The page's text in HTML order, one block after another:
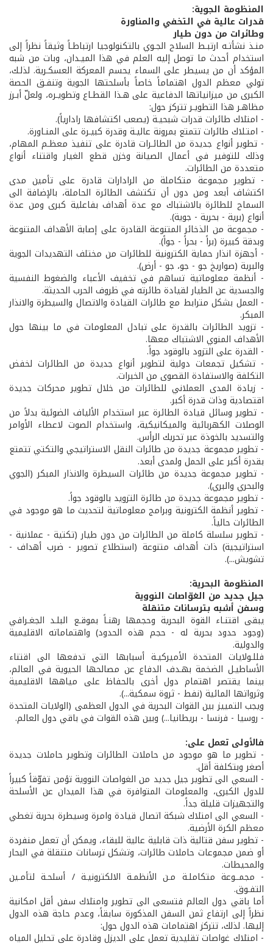
المنظومة الجوية:
قدرات عالية في التخفي والمناورة
وطائرات من دون طيار
منـذ نشأتـه ارتبـط السلاح الجـوي بالتكنولوجيا ارتباطـاً وثيقاً نظراً إلى
استخدام أحدث ما توصل إليه العلم في هذا الميـدان، وبات من شبه
المؤكد أن من يسيطر على السماء يحسم المعركة العسكـرية. لذلـك،
تولي معظم الدول اهتماماً خاصاً بأسلحتها الجوية وتنفـق الحصة
الكبرى من ميزانياتها الدفاعية على هـذا القطـاع وتطويـره، ولعلّ أبـرز
مظاهـر هذا التطويـر تتركز حول:
- امتلاك طائرات قدرات شبحيـة (يصعب اكتشافها رادارياً).
- امتـلاك طائرات تتمتع بمرونة عاليـة وقدرة كبيـرة على المنـاورة.
- تطوير أنواع جديدة من الطائـرات قادرة على تنفيذ معظـم المهام،
وذلك للتوفير في أعمال الصيانة وخزن قطع الغيار واقتناء أنواع
متعددة من الطائرات.
- تطوير مجموعة متكاملة من الرادارات قادرة على تأمين مدى
اكتشاف أبعد ومن دون أن تكتشف الطائرة الحاملة، بالإضافة الى
السماح للطائرة بالاشتباك مع عدة أهداف بفاعلية كبرى ومن عدة
أنواع (برية - بحرية - جوية).
- مجموعة من الذخائر المتنوعة القادرة على إصابة الأهداف المتنوعة
وبدقة كبيرة (براً - بحراً - جواً).
- أجهزة انذار حماية الكترونية للطائرات من مختلف التهديدات الجوية
والبرية (صواريخ جو - جو، جو - أرض).
- أنظمة معلوماتية تساهم في تخفيف الأعباء والضغوط النفسية
والجسدية عن الطيار لقيادة طائرته في ظروف الحرب الحديثة.
- العمل بشكل مترابط مع طائرات القيادة والاتصال والسيطرة والانذار
المبكر.
- تزويد الطائرات بالقدرة على تبادل المعلومات في ما بينها حول
الأهداف المنوي الاشتباك معها.
- القدرة على التزود بالوقود جواً.
- تشكيل تجمعات دولية لتطوير أنواع جديدة من الطائرات لخفض
التكلفة والاستفادة القصوى من الخبرات.
- زيادة المدى العملاني للطائرات من خلال تطوير محركات جديدة
اقتصادية وذات قدرة أكبر.
- تطوير وسائل قيادة الطائرة عبر استخدام الألياف الضوئية بدلاً من
الوصلات الكهربائية والميكانيكية، واستخدام الصوت لاعطاء الأوامر
والتسديد بالخوذة عبر تحريك الرأس.
- تطوير مجموعة جديدة من طائرات النقل الاستراتيجي والتكتي تتمتع
بقدرة أكبر على الحمل ولمدى أبعد.
- تطوير مجموعة جديدة من طائرات السيطرة والانذار المبكر (الجوي
والبحري والبري).
- تطوير مجموعة جديدة من طائرة التزويد بالوقود جواً.
- تطوير أنظمة الكترونية وبرامج معلوماتية لتحديث ما هو موجود في
الطائرات حالياً.
- تطوير سلسلة كاملة من الطائرات من دون طيار (تكتية - عملانية -
استراتيجية) ذات أهداف متنوعة (استطلاع تصوير - ضرب أهداف -
تشويش...).
المنظومة البحرية:
جيل جديد من الغوّاصات النووية
وسفن أشبه بترسانات متنقلة
يبقى اقتنـاء القوة البحرية وحجمها رهنـاً بموقـع البلـد الجغـرافي
(وجود حدود بحرية له - حجم هذه الحدود) واهتماماته الاقليمية
والدولية.
فللـولايات المتحدة الأميركيـة أسبابها التي تدفعها الى اقتناء
الأساطيـل الضخمة بهـدف الدفاع عن مصالحها الحيوية في العالم،
بينما يقتصر اهتمام دول أخرى بالحفاظ على مياهها الاقليمية
وثرواتها المائية (نفط - ثروة سمكية...).
ويجب التمييز بين القوات البحرية في الدول العظمى (الولايات المتحدة
- روسيا - فرنسا - بريطانيا...) وبين هذه القوات في باقي دول العالم.
فالأولى تعمل على:
- تطوير ما هو موجود من حاملات الطائرات وتطوير حاملات جديدة
أصغر وبتكلفة أقل.
- السعي الى تطوير جيل جديد من الغواصات النووية تؤمن تفوّقاً كبيراً
للدول الكبرى، والمعلومات المتوافرة في هذا الميدان عن الأسلحة
والتجهيزات قليلة جداً.
- السعي الى امتلاك شبكة اتصال قيادة وامرة وسيطرة بحرية تغطي
معظم الكرة الأرضية.
- تطوير سفن قتالية ذات قابلية عالية للبقاء، ويمكن أن تعمل منفردة
أو ضمن مجموعات حاملات طائرات، وتشكل ترسانات متنقلة في البحار
والمحيطات.
- مجمــوعة متكاملـة مـن الأنظمـة الالكترونيـة / أسلحـة لتأمـين
التفـوق.
أما باقي دول العالم فتسعى الى تطوير وامتلاك سفن أقل امكانية
نظراً إلى ارتفاع ثمن السفن المذكورة سابقاً، وعدم حاجة هذه الدول
إليها. لذلك، تتركز اهتمامات هذه الدول حول:
- امتلاك غواصات تقليدية تعمل على الديزل وقادرة على تحليل المياه